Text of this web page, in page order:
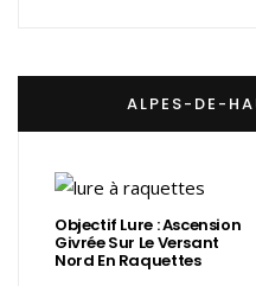
ALPES-DE-
Objectif Lure : Ascension
Givrée Sur Le Versant
Nord En Raquettes